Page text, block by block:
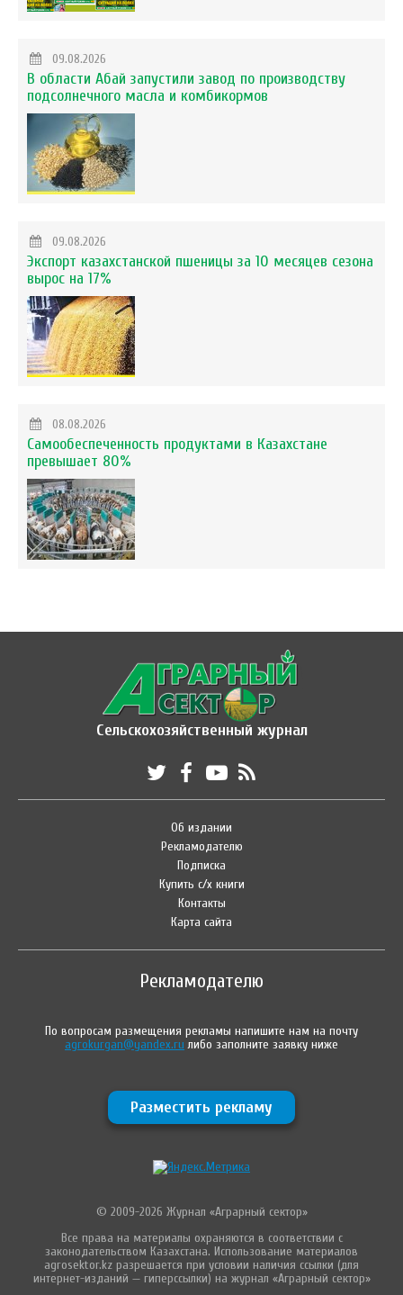
09.08.2026
В области Абай запустили завод по производству
подсолнечного масла и комбикормов
09.08.2026
Экспорт казахстанской пшеницы за 10 месяцев сезона
вырос на 17%
08.08.2026
Самообеспеченность продуктами в Казахстане
превышает 80%
Сельскохозяйственный журнал
Об издании
Рекламодателю
Подписка
Купить с/х книги
Контакты
Карта сайта
Рекламодателю
По вопросам размещения рекламы напишите нам на почту
agrokurgan@yandex.ru либо заполните заявку ниже
Разместить рекламу
© 2009-2026 Журнал «Аграрный сектор»
Все права на материалы охраняются в соответствии с
законодательством Казахстана. Использование материалов
agrosektor.kz разрешается при условии наличия ссылки (для
интернет-изданий — гиперссылки) на журнал «Аграрный сектор»